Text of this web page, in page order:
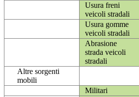
Usura freni
veicoli stradali
Usura gomme
veicoli stradali
Abrasione
strada veicoli
stradali
Altre sorgenti
mobili
Militari